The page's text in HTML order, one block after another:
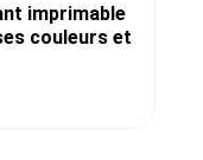
imprimable
couleurs et